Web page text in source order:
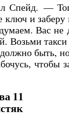
—
ключ и заберу
Вас не
Возьми
быть,
чтобы
11